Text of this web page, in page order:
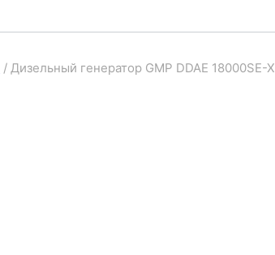
/ Дизельный генератор GMP DDAE 18000SE-